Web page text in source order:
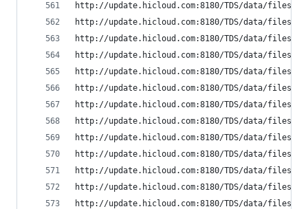
http://update.hicloud.com:8180/TDS/data/files/p9/
http://update.hicloud.com:8180/TDS/data/files/p9/
http://update.hicloud.com:8180/TDS/data/files/p9/
http://update.hicloud.com:8180/TDS/data/files/p9/
http://update.hicloud.com:8180/TDS/data/files/p9/
http://update.hicloud.com:8180/TDS/data/files/p9/
http://update.hicloud.com:8180/TDS/data/files/p9/
http://update.hicloud.com:8180/TDS/data/files/
http://update.hicloud.com:8180/TDS/data/files/p9/
http://update.hicloud.com:8180/TDS/data/files/p9/
http://update.hicloud.com:8180/TDS/data/files/p9/
http://update.hicloud.com:8180/TDS/data/files/p9/
http://update.hicloud.com:8180/TDS/data/files/p9/